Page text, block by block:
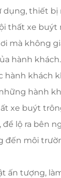
thiết bị
thất xe buýt
mà không
hành
hành khách
hành
xe buýt
lộ ra bên
đến môi
ấn tượng,